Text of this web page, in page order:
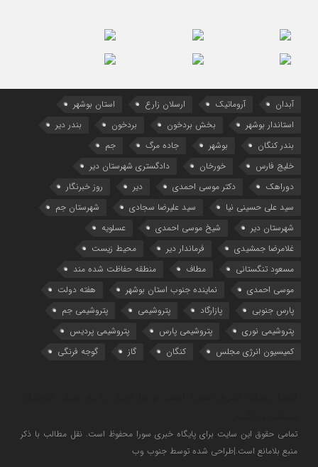
آبدان آروماتیک ارسلان زارع
استان بوشهر
استاندار بوشهر
بخش بردخون بردخون
بندر دیر
بندر کنگان
بوشهر جاده مرگ
جم
خلیج فارس
خورخان
دادگستری شهرستان دیر
دوراهک
دکتر موسی احمدی دیر
روز خبرنگار
سید علی حسینی نیا
سید علیرضا سجادی
شهرستان جم
شهرستان دیر
شیخ موسی احمدی
عسلویه
غلامرضا جمشیدی
فرماندار دیر
محیط زیست
مسعود تنگستانی
مطاف
منطقه حفاظت شده مند
موسی احمدی
نماینده جنوب استان بوشهر
هفته دولت
پارس جنوبی
پازارگاد پتروشیمی
پتروشیمی جم
پتروشیمی نوری
پتروشیمی پارس
پتروشیمی پردیس
کمیسیون انرژی مجلس
کنگان گاز گوجه فرنگی
تمامی حقوق این سایت برای پایگاه خبری سورا محفوظ است. نقل مطالب با ذکر
منبع بلامانع است.|طراحی شده توسط جنوب وب